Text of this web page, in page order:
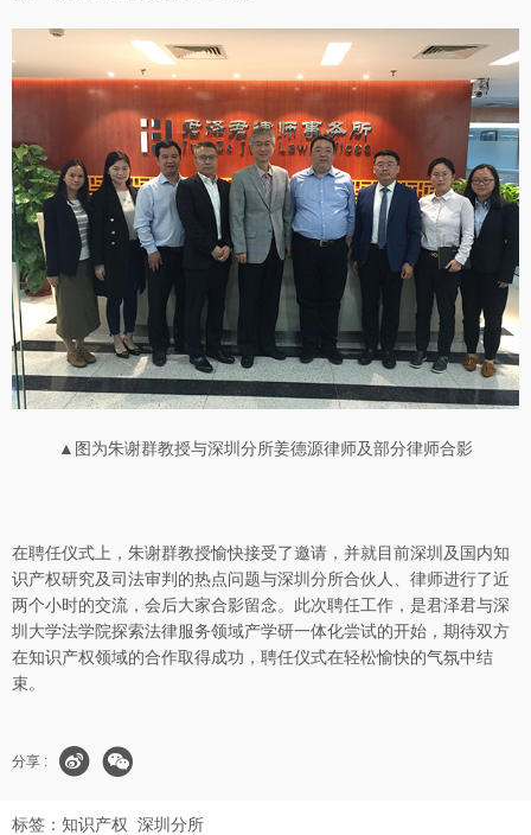
▲图为朱谢群教授与深圳分所姜德源律师及部分律师合影
在聘任仪式上，朱谢群教授愉快接受了邀请，并就目前深圳及国内知
识产权研究及司法审判的热点问题与深圳分所合伙人、律师进行了近
两个小时的交流，会后大家合影留念。此次聘任工作，是君泽君与深
圳大学法学院探索法律服务领域产学研一体化尝试的开始，期待双方
在知识产权领域的合作取得成功，聘任仪式在轻松愉快的气氛中结
束。
分享 :
标签： 知识产权 深圳分所